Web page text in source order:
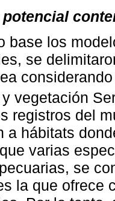
base los
se
vegetación
registros del
a hábitats
varias
se
la que ofrece